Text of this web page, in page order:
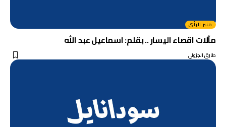
منبر الرأي
مآلات اقصاء اليسار .. بقلم: اسماعيل عبد الله
طارق الجزولي